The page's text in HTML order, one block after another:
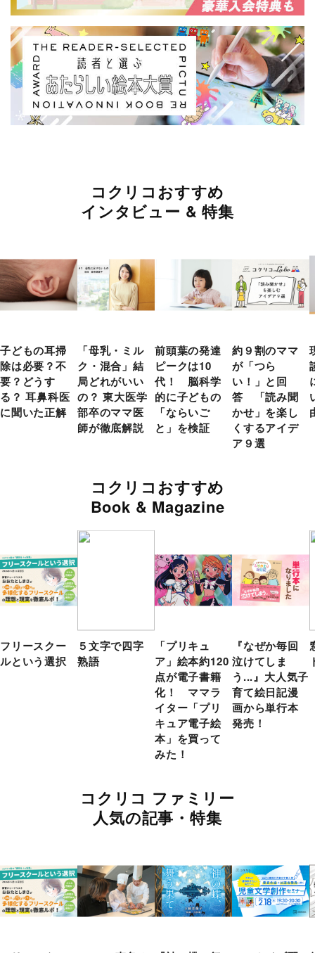
コクリコおすすめ
インタビュー & 特集
子どもの耳掃
除は必要？不
要？どうす
る？ 耳鼻科医
に聞いた正解
「母乳・ミル
ク・混合」結
局どれがいい
の？ 東大医学
部卒のママ医
師が徹底解説
前頭葉の発達
ピークは10
代！ 脳科学
的に子どもの
「ならいご
と」を検証
約９割のママ
が「つら
い！」と回
答 「読み聞
かせ」を楽し
くするアイデ
ア９選
コクリコおすすめ
Book & Magazine
フリースクー
ルという選択
５文字で四字
熟語
「プリキュ
ア」絵本約120
点が電子書籍
化！ ママラ
イター「プリ
キュア電子絵
本」を買って
みた！
『なぜか毎回
泣けてしま
う...』大人気子
育て絵日記漫
画から単行本
発売！
コクリコ ファミリー
人気の記事・特集